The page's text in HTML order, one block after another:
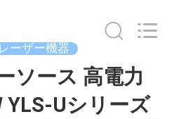
ーザー機器
ソース 高電力
YLS-Uシリーズ